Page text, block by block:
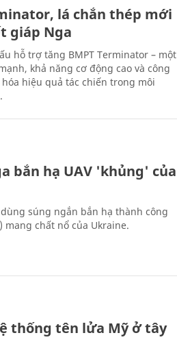
lá chắn thép mới
giáp Nga
hỗ trợ tăng BMPT Terminator – một
khả năng cơ động cao và công
hiệu quả tác chiến trong môi
bắn hạ UAV 'khủng' của
súng ngắn bắn hạ thành công
mang chất nổ của Ukraine.
thống tên lửa Mỹ ở tây